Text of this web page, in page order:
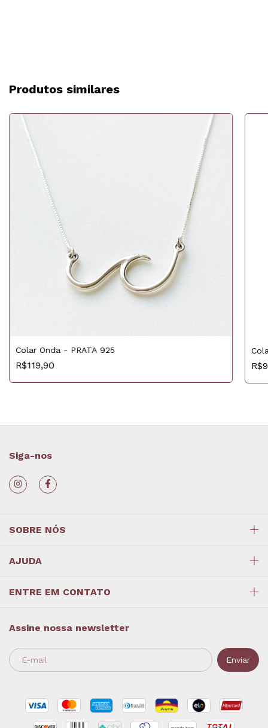
Produtos similares
Colar Onda - PRATA 925
R$119,90
Siga-nos
SOBRE NÓS
AJUDA
ENTRE EM CONTATO
Assine nossa newsletter